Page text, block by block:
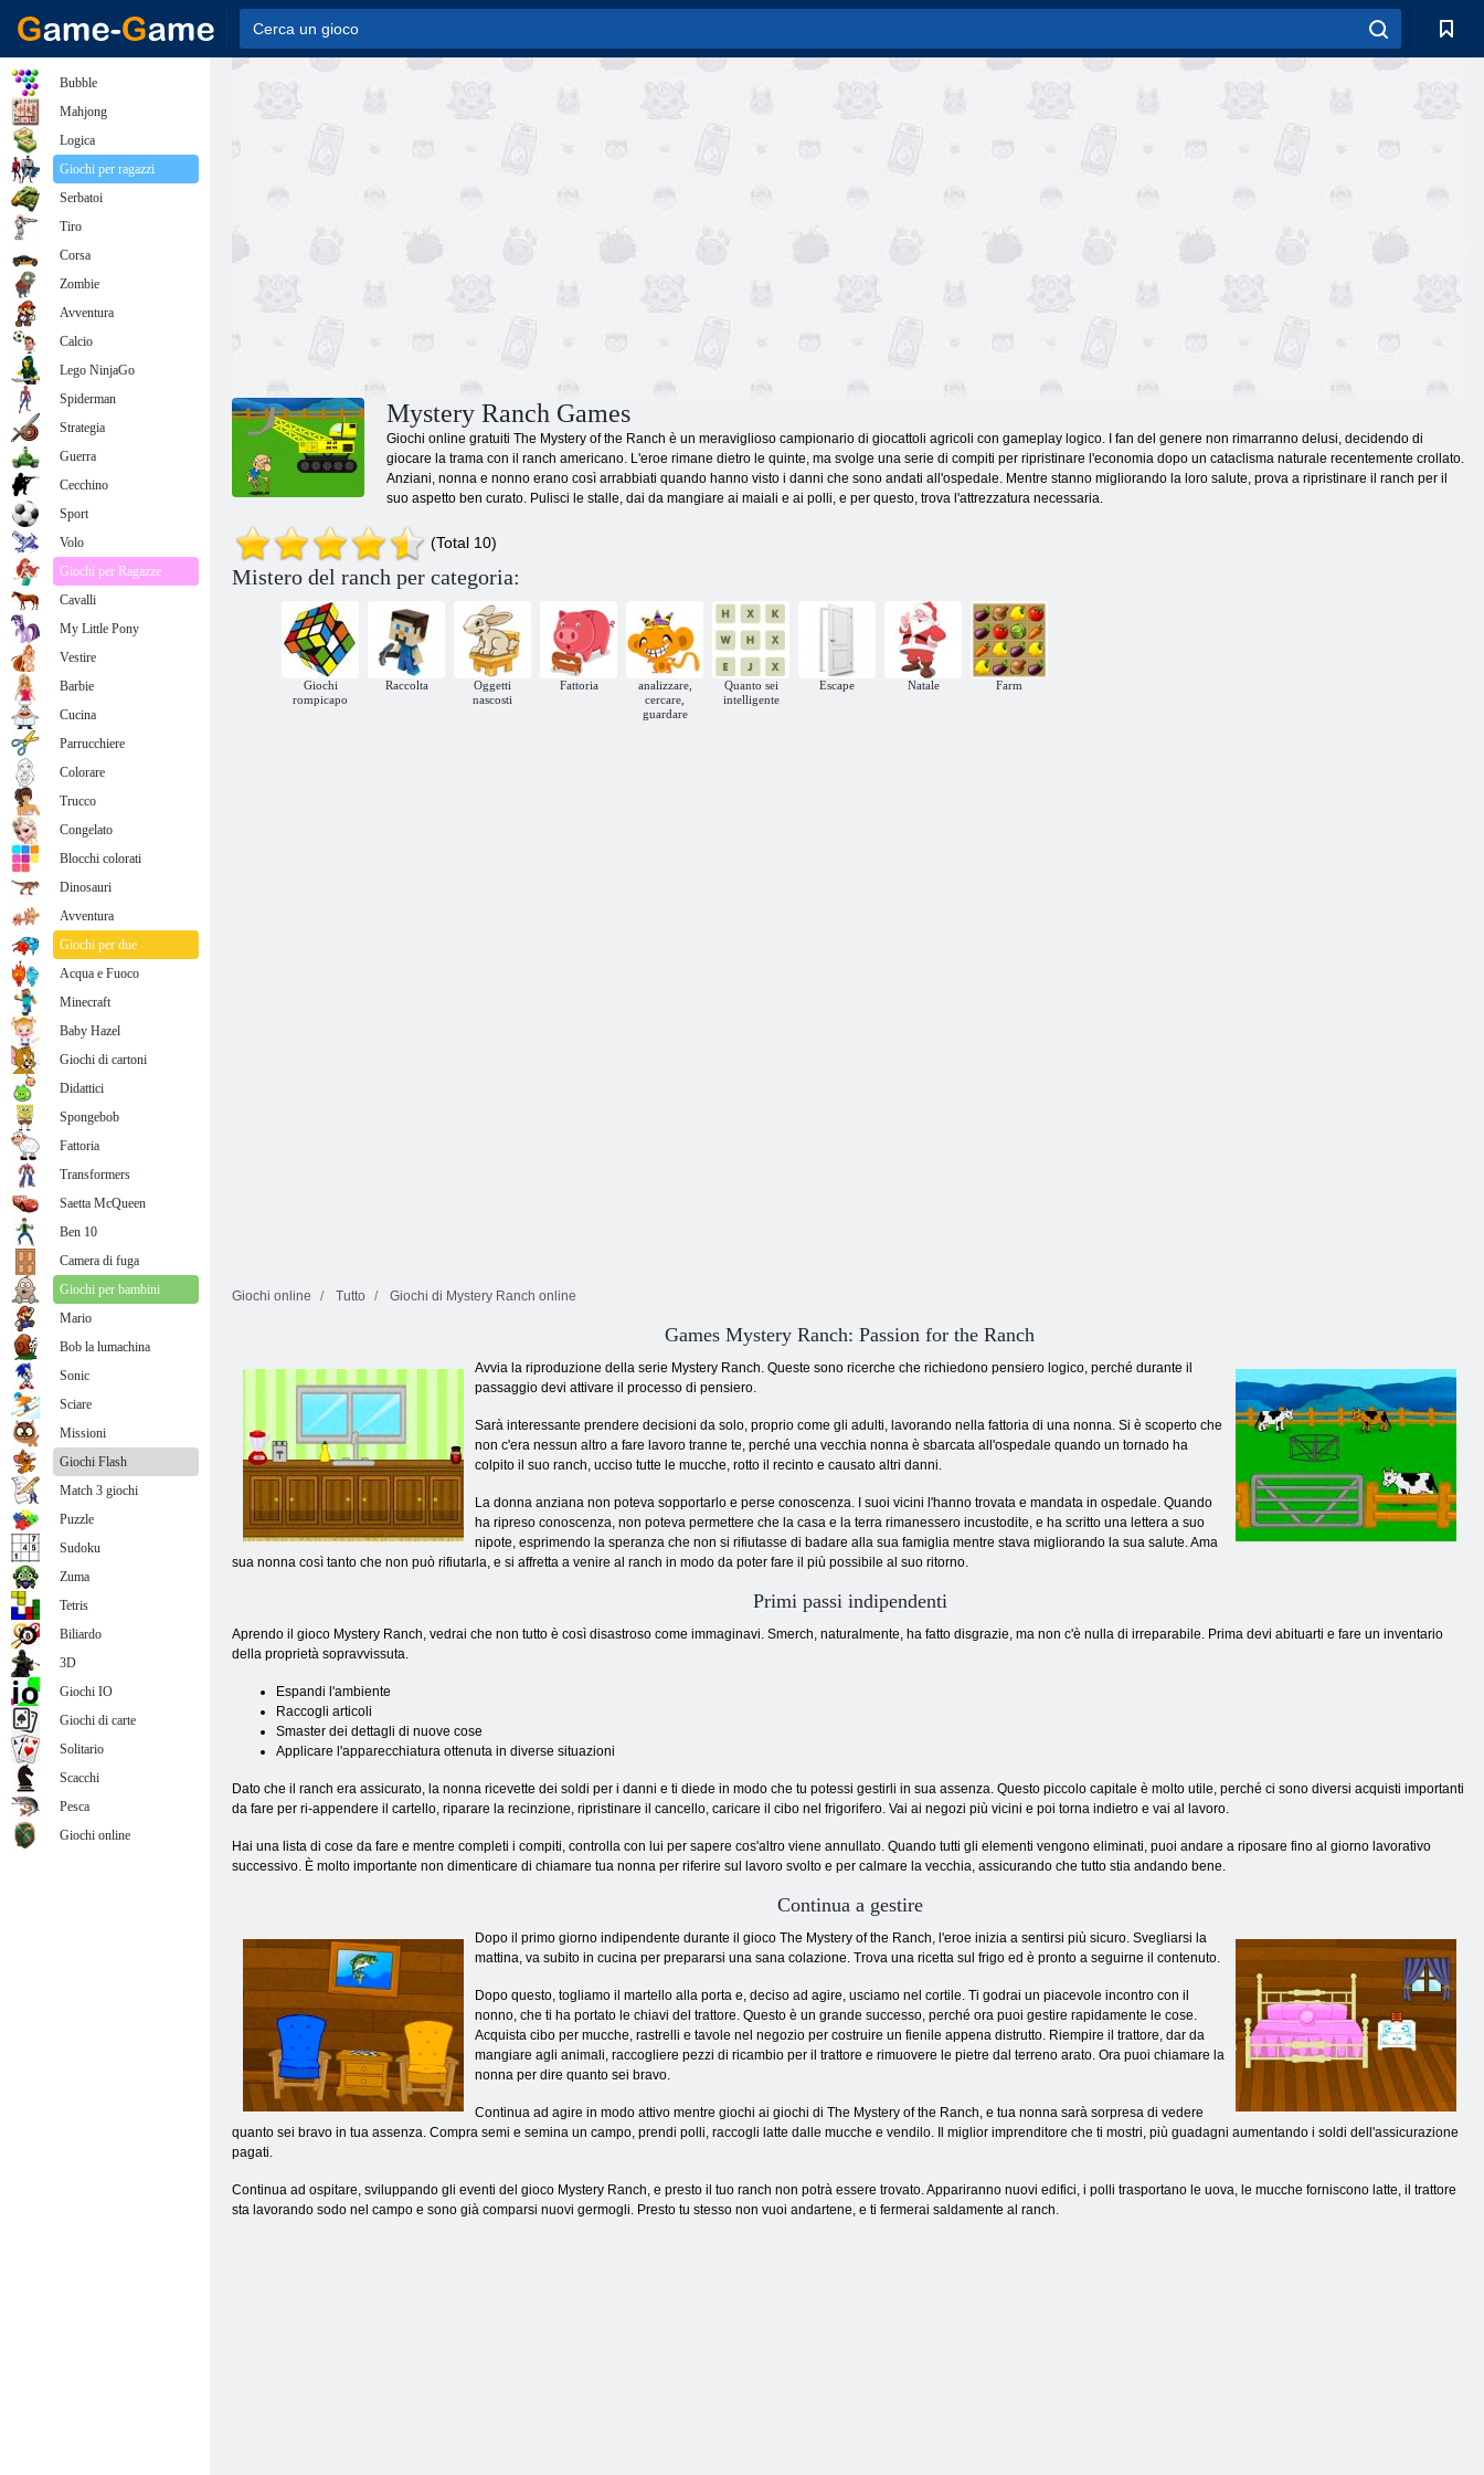
Mystery Ranch Games
Giochi online gratuiti The Mystery of the Ranch è un meraviglioso campionario di giocattoli agricoli con gameplay logico. I fan del genere non rimarranno delusi, decidendo di
giocare la trama con il ranch americano. L'eroe rimane dietro le quinte, ma svolge una serie di compiti per ripristinare l'economia dopo un cataclisma naturale recentemente crollato.
Anziani, nonna e nonno erano così arrabbiati quando hanno visto i danni che sono andati all'ospedale. Mentre stanno migliorando la loro salute, prova a ripristinare il ranch per il
suo aspetto ben curato. Pulisci le stalle, dai da mangiare ai maiali e ai polli, e per questo, trova l'attrezzatura necessaria.
(Total 10)
Mistero del ranch per categoria:
Giochi
rompicapo
Raccolta
Oggetti
nascosti
Fattoria
analizzare,
cercare,
guardare
Quanto sei
intelligente
Escape Natale Farm
Giochi online Tutto Giochi di Mystery Ranch online
Games Mystery Ranch: Passion for the Ranch
Avvia la riproduzione della serie Mystery Ranch. Queste sono ricerche che richiedono pensiero logico, perché durante il
passaggio devi attivare il processo di pensiero.
Sarà interessante prendere decisioni da solo, proprio come gli adulti, lavorando nella fattoria di una nonna. Si è scoperto che
non c'era nessun altro a fare lavoro tranne te, perché una vecchia nonna è sbarcata all'ospedale quando un tornado ha
colpito il suo ranch, ucciso tutte le mucche, rotto il recinto e causato altri danni.
La donna anziana non poteva sopportarlo e perse conoscenza. I suoi vicini l'hanno trovata e mandata in ospedale. Quando
ha ripreso conoscenza, non poteva permettere che la casa e la terra rimanessero incustodite, e ha scritto una lettera a suo
nipote, esprimendo la speranza che non si rifiutasse di badare alla sua famiglia mentre stava migliorando la sua salute. Ama
sua nonna così tanto che non può rifiutarla, e si affretta a venire al ranch in modo da poter fare il più possibile al suo ritorno.
Primi passi indipendenti
Aprendo il gioco Mystery Ranch, vedrai che non tutto è così disastroso come immaginavi. Smerch, naturalmente, ha fatto disgrazie, ma non c'è nulla di irreparabile. Prima devi abituarti e fare un inventario
della proprietà sopravvissuta.
Espandi l'ambiente
Raccogli articoli
Smaster dei dettagli di nuove cose
Applicare l'apparecchiatura ottenuta in diverse situazioni
Dato che il ranch era assicurato, la nonna ricevette dei soldi per i danni e ti diede in modo che tu potessi gestirli in sua assenza. Questo piccolo capitale è molto utile, perché ci sono diversi acquisti importanti
da fare per ri-appendere il cartello, riparare la recinzione, ripristinare il cancello, caricare il cibo nel frigorifero. Vai ai negozi più vicini e poi torna indietro e vai al lavoro.
Hai una lista di cose da fare e mentre completi i compiti, controlla con lui per sapere cos'altro viene annullato. Quando tutti gli elementi vengono eliminati, puoi andare a riposare fino al giorno lavorativo
successivo. È molto importante non dimenticare di chiamare tua nonna per riferire sul lavoro svolto e per calmare la vecchia, assicurando che tutto stia andando bene.
Continua a gestire
Dopo il primo giorno indipendente durante il gioco The Mystery of the Ranch, l'eroe inizia a sentirsi più sicuro. Svegliarsi la
mattina, va subito in cucina per prepararsi una sana colazione. Trova una ricetta sul frigo ed è pronto a seguirne il contenuto.
Dopo questo, togliamo il martello alla porta e, deciso ad agire, usciamo nel cortile. Ti godrai un piacevole incontro con il
nonno, che ti ha portato le chiavi del trattore. Questo è un grande successo, perché ora puoi gestire rapidamente le cose.
Acquista cibo per mucche, rastrelli e tavole nel negozio per costruire un fienile appena distrutto. Riempire il trattore, dar da
mangiare agli animali, raccogliere pezzi di ricambio per il trattore e rimuovere le pietre dal terreno arato. Ora puoi chiamare la
nonna per dire quanto sei bravo.
Continua ad agire in modo attivo mentre giochi ai giochi di The Mystery of the Ranch, e tua nonna sarà sorpresa di vedere
quanto sei bravo in tua assenza. Compra semi e semina un campo, prendi polli, raccogli latte dalle mucche e vendilo. Il miglior imprenditore che ti mostri, più guadagni aumentando i soldi dell'assicurazione
pagati.
Continua ad ospitare, sviluppando gli eventi del gioco Mystery Ranch, e presto il tuo ranch non potrà essere trovato. Appariranno nuovi edifici, i polli trasportano le uova, le mucche forniscono latte, il trattore
sta lavorando sodo nel campo e sono già comparsi nuovi germogli. Presto tu stesso non vuoi andartene, e ti fermerai saldamente al ranch.
Bubble
Mahjong
Logica
Giochi per ragazzi
Serbatoi
Tiro
Corsa
Zombie
Avventura
Calcio
Lego NinjaGo
Spiderman
Strategia
Guerra
Cecchino
Sport
Volo
Giochi per Ragazze
Cavalli
My Little Pony
Vestire
Barbie
Cucina
Parrucchiere
Colorare
Trucco
Congelato
Blocchi colorati
Dinosauri
Avventura
Giochi per due
Acqua e Fuoco
Minecraft
Baby Hazel
Giochi di cartoni
Didattici
Spongebob
Fattoria
Transformers
Saetta McQueen
Ben 10
Camera di fuga
Giochi per bambini
Mario
Bob la lumachina
Sonic
Sciare
Missioni
Giochi Flash
Match 3 giochi
Puzzle
Sudoku
Zuma
Tetris
Biliardo
3D
Giochi IO
Giochi di carte
Solitario
Scacchi
Pesca
Giochi online